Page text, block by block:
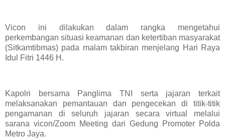
Vicon ini dilakukan dalam rangka mengetahui
perkembangan situasi keamanan dan ketertiban masyarakat
(Sitkamtibmas) pada malam takbiran menjelang Hari Raya
Idul Fitri 1446 H.
Kapolri bersama Panglima TNI serta jajaran terkait
melaksanakan pemantauan dan pengecekan di titik-titik
pengamanan di seluruh jajaran secara virtual melalui
sarana vicon/Zoom Meeting dari Gedung Promoter Polda
Metro Jaya.